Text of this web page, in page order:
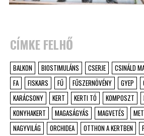
CÍMKE FELHŐ
BALKON BIOSTIMULÁNS CSERJE CSINÁLD
FA
FISKARS FŰ FŰSZERNÖVÉNY GYEP
KARÁCSONY
KERT KERTI TÓ KOMPOSZT
KONYHAKERT
MAGASÁGYÁS MAGVETÉS
NAGYVILÁG
ORCHIDEA OTTHON A KERTBEN